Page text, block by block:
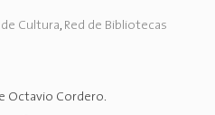
Cultura, Red de Bibliotecas
Octavio Cordero.